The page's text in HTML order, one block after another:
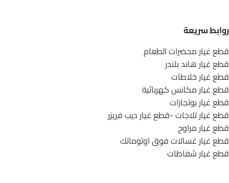
روابط سريعة
قطع غيار محضرات الطعام
قطع غيار هاند بلندر
قطع غيار خلاطات
قطع غيار مكانس كهربائية
قطع غيار بوتجازات
قطع غيار تلاجات -قطع غيار ديب فريزر
قطع غيار مراوح
قطع غيار غسالات فوق اوتوماتك
قطع غيار شفاطات